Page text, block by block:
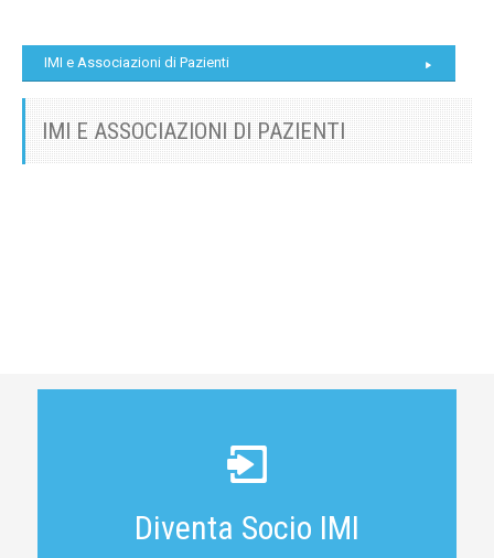
IMI e Associazioni di Pazienti
IMI E ASSOCIAZIONI DI PAZIENTI
Diventa Socio IMI